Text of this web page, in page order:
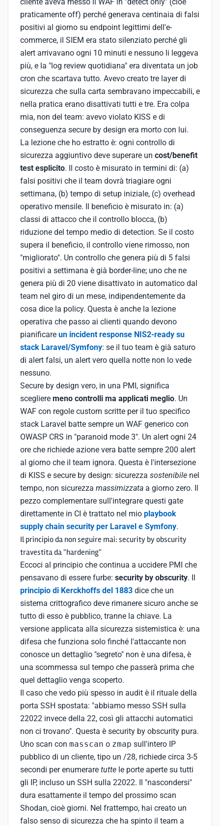
praticamente off) perché generava centinaia di falsi
positivi al giorno su endpoint legittimi dell'e-
commerce, il SIEM era stato silenziato perché gli
alert arrivavano ogni 10 minuti e nessuno li leggeva
più, e la "log review quotidiana" era diventata un job
cron che scartava tutto. Avevo creato tre layer di
sicurezza che sulla carta sembravano impeccabili, e
nella pratica erano disattivati tutti e tre. Era colpa
mia, non del team: avevo violato KISS e di
conseguenza secure by design era morto con lui.
La lezione che ho estratto è: ogni controllo di
sicurezza aggiuntivo deve superare un cost/benefit
test esplicito. Il costo è misurato in termini di: (a)
falsi positivi che il team dovrà triagiare ogni
settimana, (b) tempo di setup iniziale, (c) overhead
operativo mensile. Il beneficio è misurato in: (a)
classi di attacco che il controllo blocca, (b)
riduzione del tempo medio di detection. Se il costo
supera il beneficio, il controllo viene rimosso, non
"migliorato". Un controllo che genera più di 5 falsi
positivi a settimana è già border-line; uno che ne
genera più di 20 viene disattivato in automatico dal
team nel giro di un mese, indipendentemente da
cosa dice la policy. Questa è anche la lezione
operativa che passo ai clienti quando devono
pianificare un incident response NIS2-ready su
stack Laravel/Symfony: se il tuo team è già saturo
di alert falsi, un alert vero quella notte non lo vede
nessuno.
Secure by design vero, in una PMI, significa
scegliere meno controlli ma applicati meglio. Un
WAF con regole custom scritte per il tuo specifico
stack Laravel batte sempre un WAF generico con
OWASP CRS in "paranoid mode 3". Un alert ogni 24
ore che richiede azione vera batte sempre 200 alert
al giorno che il team ignora. Questa è l'intersezione
di KISS e secure by design: sicurezza sostenibile nel
tempo, non sicurezza massimizzata a giorno zero. Il
pezzo complementare sull'integrare questi gate
direttamente in CI è trattato nel mio playbook
supply chain security per Laravel e Symfony.
Il principio da non seguire mai: security by obscurity
travestita da "hardening"
Eccoci al principio che continua a uccidere PMI che
pensavano di essere furbe: security by obscurity. Il
principio di Kerckhoffs del 1883 dice che un
sistema crittografico deve rimanere sicuro anche se
tutto di esso è pubblico, tranne la chiave. La
versione applicata alla sicurezza sistemistica è: una
difesa che funziona solo finché l'attaccante non
conosce un dettaglio "segreto" non è una difesa, è
una scommessa sul tempo che passerà prima che
quel dettaglio venga scoperto.
Il caso che vedo più spesso in audit è il rituale della
porta SSH spostata: "abbiamo messo SSH sulla
22022 invece della 22, così gli attacchi automatici
non ci trovano". Questa è security by obscurity pura.
Uno scan con masscan o zmap sull'intero IP
pubblico di un cliente, tipo un /28, richiede circa 3-5
secondi per enumerare tutte le porte aperte su tutti
gli IP, incluso un SSH sulla 22022. Il "nascondersi"
dura esattamente il tempo del prossimo scan
Shodan, cioè giorni. Nel frattempo, hai creato un
falso senso di sicurezza che ha spinto il team a